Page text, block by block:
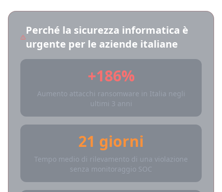
Perché la sicurezza informatica è
urgente per le aziende italiane
+186%
Aumento attacchi ransomware in Italia negli
ultimi 3 anni
21 giorni
Tempo medio di rilevamento di una violazione
senza monitoraggio SOC